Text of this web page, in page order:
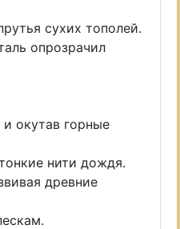
сухих тополей.
опрозрачил
окутав горные
нити дождя.
древние